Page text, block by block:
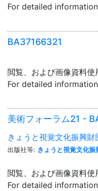
For detailed
BA37166321
閲覧、および画像資料使
For detailed
美術フォーラム21 -
きょうと視覚文化振興財
出版社等: きょうと視覚文化
閲覧、および画像資料使
For detailed